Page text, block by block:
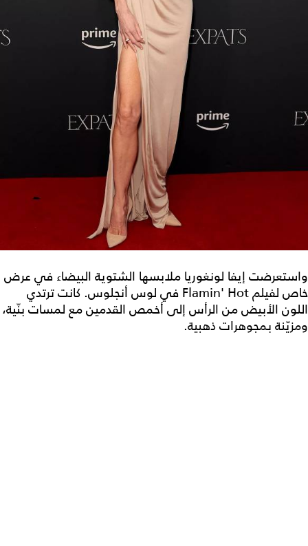
واستعرضت إيفا لونغوريا ملابسها الشتوية البيضاء في عرض
خاص لفيلم Flamin' Hot في لوس أنجلوس. كانت ترتدي
اللون الأبيض من الرأس إلى أخمص القدمين مع لمسات بنّية،
ومزيّنة بمجوهرات ذهبية.